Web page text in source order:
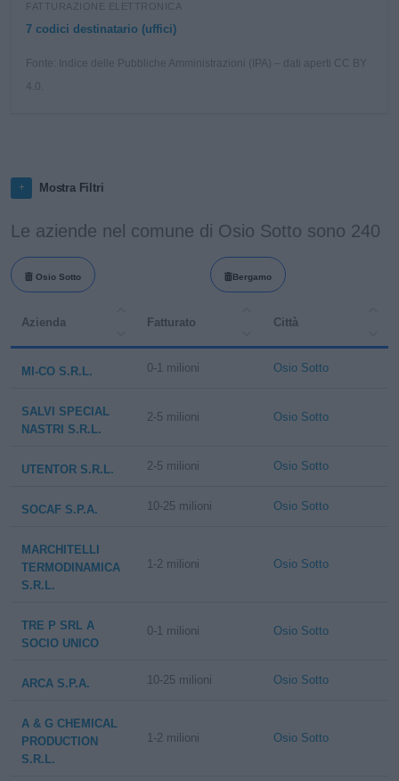
FATTURAZIONE ELETTRONICA
7 codici destinatario (uffici)
Fonte: Indice delle Pubbliche Amministrazioni (IPA) – dati aperti CC BY
Mostra Filtri
Le aziende nel comune di Osio Sotto sono 240
Osio Sotto Bergamo
Azienda Fatturato Città
MI-CO S.R.L. 0-1 milioni Osio Sotto
SALVI SPECIAL
NASTRI S.R.L.
2-5 milioni Osio Sotto
UTENTOR S.R.L. 2-5 milioni Osio Sotto
SOCAF S.P.A. 10-25 milioni Osio Sotto
MARCHITELLI
TERMODINAMICA
S.R.L.
1-2 milioni Osio Sotto
TRE P SRL A
SOCIO UNICO
0-1 milioni Osio Sotto
ARCA S.P.A. 10-25 milioni Osio Sotto
A & G CHEMICAL
PRODUCTION
S.R.L.
1-2 milioni Osio Sotto